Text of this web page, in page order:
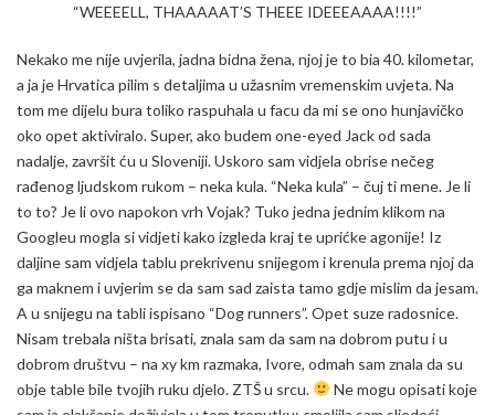
“WEEEELL, THAAAAAT’S THEEE IDEEEAAAA!!!!”
Nekako me nije uvjerila, jadna bidna žena, njoj je to bia 40. kilometar,
a ja je Hrvatica pilim s detaljima u užasnim vremenskim uvjeta. Na
tom me dijelu bura toliko raspuhala u facu da mi se ono hunjavičko
oko opet aktiviralo. Super, ako budem one-eyed Jack od sada
nadalje, završit ću u Sloveniji. Uskoro sam vidjela obrise nečeg
rađenog ljudskom rukom – neka kula. “Neka kula” – čuj ti mene. Je li
to to? Je li ovo napokon vrh Vojak? Tuko jedna jednim klikom na
Googleu mogla si vidjeti kako izgleda kraj te uprićke agonije! Iz
daljine sam vidjela tablu prekrivenu snijegom i krenula prema njoj da
ga maknem i uvjerim se da sam sad zaista tamo gdje mislim da jesam.
A u snijegu na tabli ispisano “Dog runners”. Opet suze radosnice.
Nisam trebala ništa brisati, znala sam da sam na dobrom putu i u
dobrom društvu – na xy km razmaka, Ivore, odmah sam znala da su
obje table bile tvojih ruku djelo. ZTŠ u srcu.
Ne mogu opisati koje